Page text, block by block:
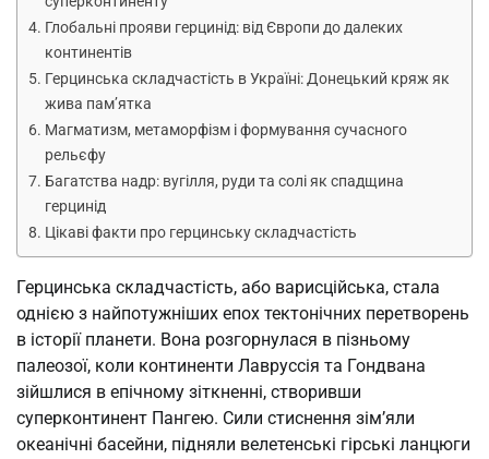
Глобальні прояви герцинід: від Європи до далеких
континентів
Герцинська складчастість в Україні: Донецький кряж як
жива пам’ятка
Магматизм, метаморфізм і формування сучасного
рельєфу
Багатства надр: вугілля, руди та солі як спадщина
герцинід
Цікаві факти про герцинську складчастість
Герцинська складчастість, або варисційська, стала
однією з найпотужніших епох тектонічних перетворень
в історії планети. Вона розгорнулася в пізньому
палеозої, коли континенти Лавруссія та Гондвана
зійшлися в епічному зіткненні, створивши
суперконтинент Пангею. Сили стиснення зім’яли
океанічні басейни, підняли велетенські гірські ланцюги